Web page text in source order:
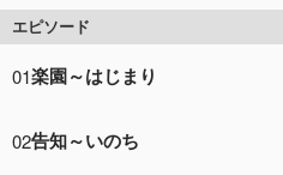
エピソード
01楽園～はじまり
日々を過ごしてきた。そん
02告知～いのち